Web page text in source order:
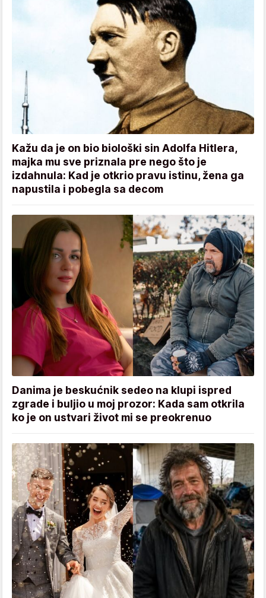
Kažu da je on bio biološki sin Adolfa Hitlera,
majka mu sve priznala pre nego što je
izdahnula: Kad je otkrio pravu istinu, žena ga
napustila i pobegla sa decom
Danima je beskućnik sedeo na klupi ispred
zgrade i buljio u moj prozor: Kada sam otkrila
ko je on ustvari život mi se preokrenuo